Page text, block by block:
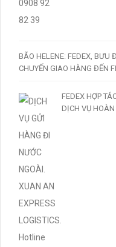
BÃO HELENE: FEDEX, BƯU
CHUYẾN GIAO HÀNG ĐẾN
FEDEX HỢP
DỊCH VỤ